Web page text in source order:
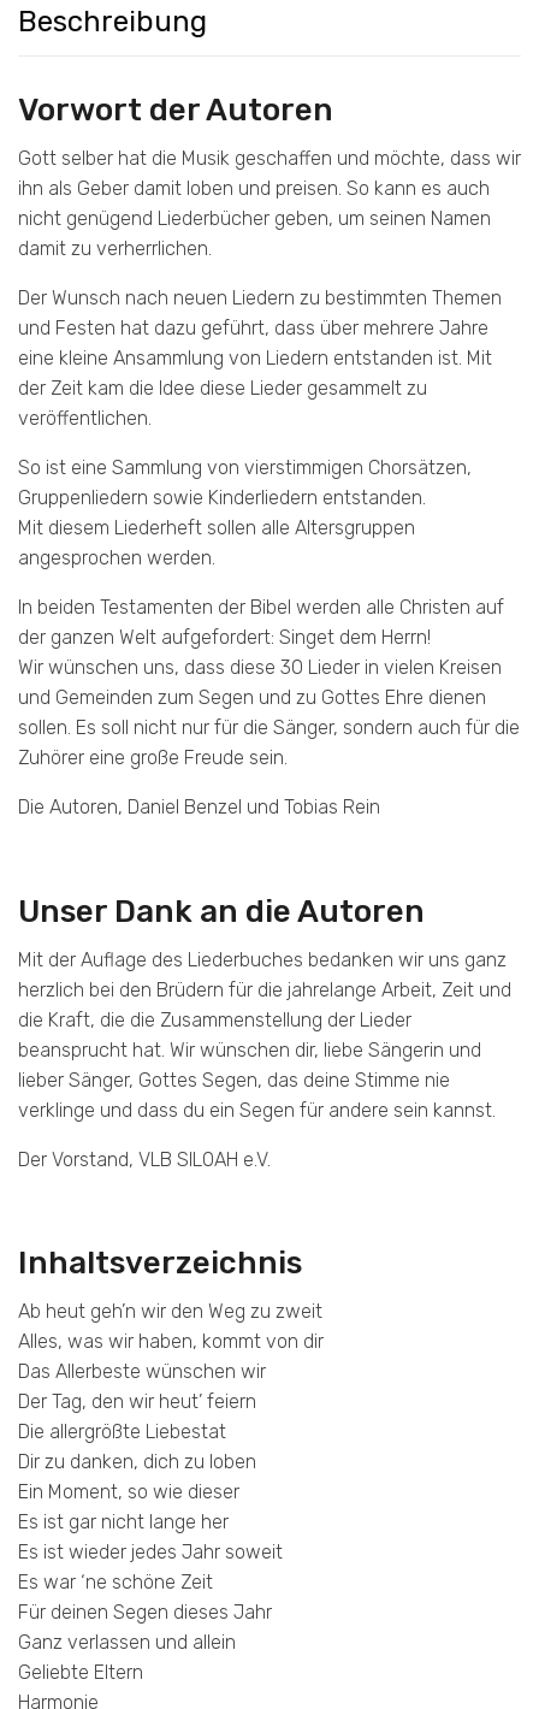
Beschreibung
Vorwort der Autoren
Gott selber hat die Musik geschaffen und möchte, dass wir
ihn als Geber damit loben und preisen. So kann es auch
nicht genügend Liederbücher geben, um seinen Namen
damit zu verherrlichen.
Der Wunsch nach neuen Liedern zu bestimmten Themen
und Festen hat dazu geführt, dass über mehrere Jahre
eine kleine Ansammlung von Liedern entstanden ist. Mit
der Zeit kam die Idee diese Lieder gesammelt zu
veröffentlichen.
So ist eine Sammlung von vierstimmigen Chorsätzen,
Gruppenliedern sowie Kinderliedern entstanden.
Mit diesem Liederheft sollen alle Altersgruppen
angesprochen werden.
In beiden Testamenten der Bibel werden alle Christen auf
der ganzen Welt aufgefordert: Singet dem Herrn!
Wir wünschen uns, dass diese 30 Lieder in vielen Kreisen
und Gemeinden zum Segen und zu Gottes Ehre dienen
sollen. Es soll nicht nur für die Sänger, sondern auch für die
Zuhörer eine große Freude sein.
Die Autoren, Daniel Benzel und Tobias Rein
Unser Dank an die Autoren
Mit der Auflage des Liederbuches bedanken wir uns ganz
herzlich bei den Brüdern für die jahrelange Arbeit, Zeit und
die Kraft, die die Zusammenstellung der Lieder
beansprucht hat. Wir wünschen dir, liebe Sängerin und
lieber Sänger, Gottes Segen, das deine Stimme nie
verklinge und dass du ein Segen für andere sein kannst.
Der Vorstand, VLB SILOAH e.V.
Inhaltsverzeichnis
Ab heut geh’n wir den Weg zu zweit
Alles, was wir haben, kommt von dir
Das Allerbeste wünschen wir
Der Tag, den wir heut’ feiern
Die allergrößte Liebestat
Dir zu danken, dich zu loben
Ein Moment, so wie dieser
Es ist gar nicht lange her
Es ist wieder jedes Jahr soweit
Es war ‘ne schöne Zeit
Für deinen Segen dieses Jahr
Ganz verlassen und allein
Geliebte Eltern
Harmonie